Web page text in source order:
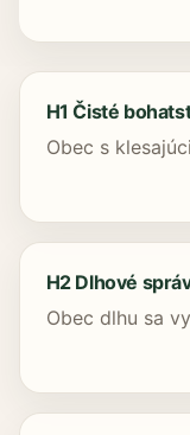
H1 Čisté
Obec s
H2 Dlhové
Obec dlhu sa